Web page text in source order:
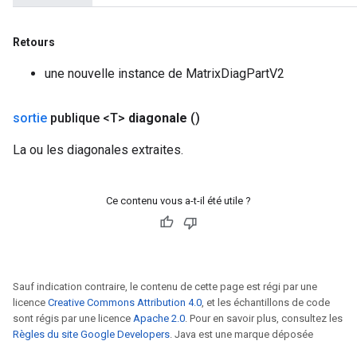
Retours
une nouvelle instance de MatrixDiagPartV2
sortie publique <T> diagonale ()
La ou les diagonales extraites.
Ce contenu vous a-t-il été utile ?
Sauf indication contraire, le contenu de cette page est régi par une
licence Creative Commons Attribution 4.0, et les échantillons de code
sont régis par une licence Apache 2.0. Pour en savoir plus, consultez les
Règles du site Google Developers. Java est une marque déposée